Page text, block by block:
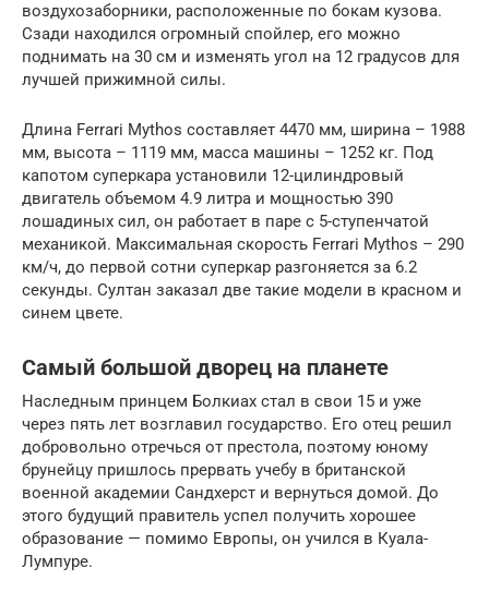
воздухозаборники, расположенные по бокам кузова.
Сзади находился огромный спойлер, его можно
поднимать на 30 см и изменять угол на 12 градусов для
лучшей прижимной силы.
Длина Ferrari Mythos составляет 4470 мм, ширина – 1988
мм, высота – 1119 мм, масса машины – 1252 кг. Под
капотом суперкара установили 12-цилиндровый
двигатель объемом 4.9 литра и мощностью 390
лошадиных сил, он работает в паре с 5-ступенчатой
механикой. Максимальная скорость Ferrari Mythos – 290
км/ч, до первой сотни суперкар разгоняется за 6.2
секунды. Султан заказал две такие модели в красном и
синем цвете.
Самый большой дворец на планете
Наследным принцем Болкиах стал в свои 15 и уже
через пять лет возглавил государство. Его отец решил
добровольно отречься от престола, поэтому юному
брунейцу пришлось прервать учебу в британской
военной академии Сандхерст и вернуться домой. До
этого будущий правитель успел получить хорошее
образование — помимо Европы, он учился в Куала-
Лумпуре.